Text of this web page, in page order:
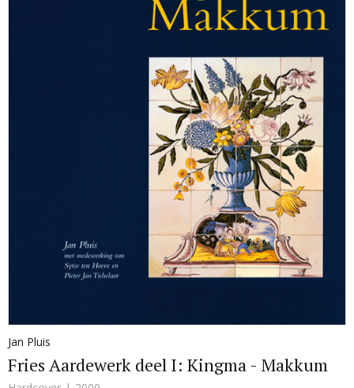
Jan Pluis
Fries Aardewerk deel I: Kingma - Makkum